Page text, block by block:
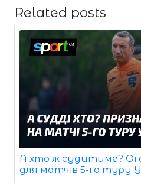
Related posts
А хто ж судитиме?
для матчів 5-го туру